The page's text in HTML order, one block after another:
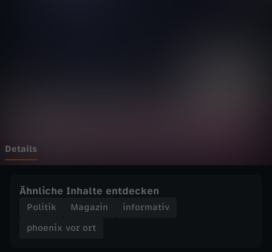
t
F
Details
Ähnliche Inhalte entdecken
Politik Magazin
informativ
phoenix vor ort